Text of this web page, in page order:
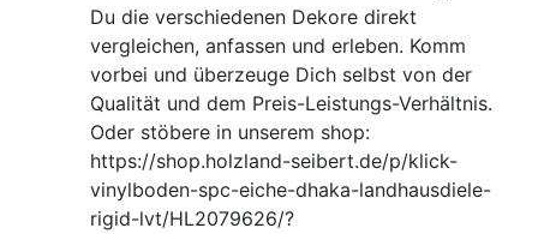
Du die verschiedenen Dekore direkt
vergleichen, anfassen und erleben. Komm
vorbei und überzeuge Dich selbst von der
Qualität und dem Preis-Leistungs-Verhältnis.
Oder stöbere in unserem shop:
https://shop.holzland-seibert.de/p/klick-
vinylboden-spc-eiche-dhaka-landhausdiele-
rigid-lvt/HL2079626/?